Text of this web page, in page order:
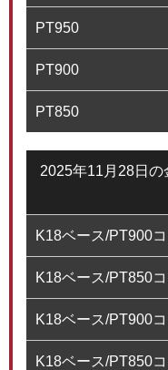
PT950
PT900
PT850
2025年11月28日
K18ベース/PT900
K18ベース/PT850
K18ベース/PT900
K18ベース/PT850